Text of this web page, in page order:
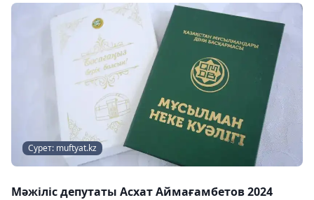
Сурет: muftyat.kz
Мәжіліс депутаты Асхат Аймағамбетов 2024